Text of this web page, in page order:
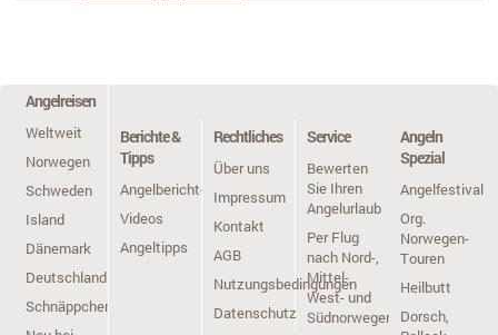
Angelreisen
Weltweit
Norwegen
Schweden
Island
Dänemark
Deutschland
Schnäppchen
Angeln
Spezial
Angelfestivals
Org.
Norwegen-
Touren
Heilbutt
Dorsch,
Berichte &
Tipps
Angelberichte
Videos
Angeltipps
Service
Bewerten
Sie Ihren
Angelurlaub
Per Flug
nach Nord-,
Mittel-,
West- und
Südnorwegen
Rechtliches
Über uns
Impressum
Kontakt
AGB
Nutzungsbedingungen
Datenschutz